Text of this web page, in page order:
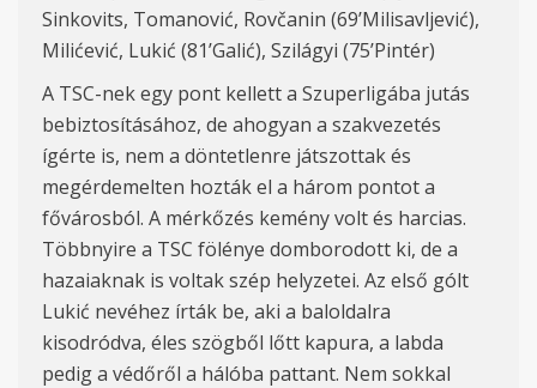
Sinkovits, Tomanović, Rovčanin (69’Milisavljević),
Milićević, Lukić (81’Galić), Szilágyi (75’Pintér)
A TSC-nek egy pont kellett a Szuperligába jutás
bebiztosításához, de ahogyan a szakvezetés
ígérte is, nem a döntetlenre játszottak és
megérdemelten hozták el a három pontot a
fővárosból. A mérkőzés kemény volt és harcias.
Többnyire a TSC fölénye domborodott ki, de a
hazaiaknak is voltak szép helyzetei. Az első gólt
Lukić nevéhez írták be, aki a baloldalra
kisodródva, éles szögből lőtt kapura, a labda
pedig a védőről a hálóba pattant. Nem sokkal